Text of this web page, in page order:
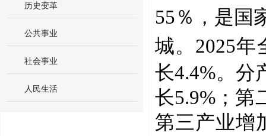
历史变革
公共事业
社会事业
人民生活
55％，是国
城。 2025年
长4.4%。分
长5.9% ； 第
第三产业增